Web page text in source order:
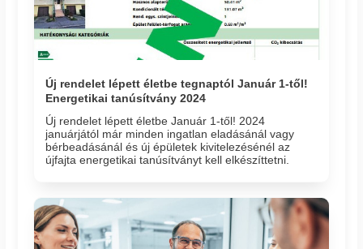
Új rendelet lépett életbe tegnaptól Január 1-től!
Energetikai tanúsítvány 2024
Új rendelet lépett életbe Január 1-től! 2024
januárjától már minden ingatlan eladásánál vagy
bérbeadásánál és új épületek kivitelezésénél az
újfajta energetikai tanúsítványt kell elkészíttetni.